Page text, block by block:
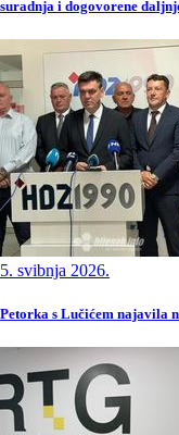
suradnja i dogovorene
5. svibnja 2026.
Petorka s Lučićem najavila